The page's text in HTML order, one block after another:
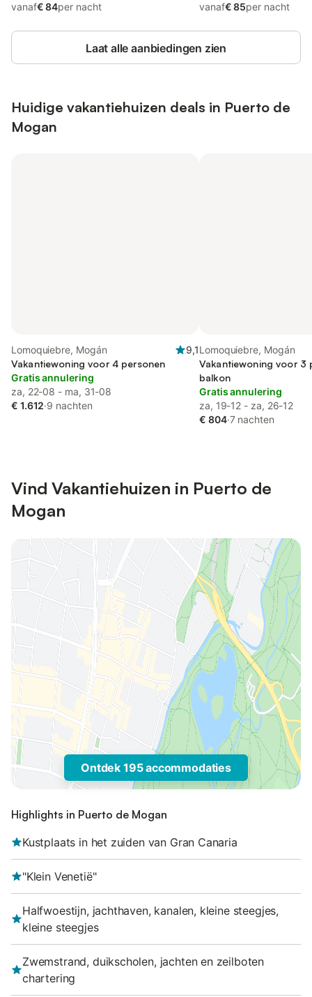
vanaf€ 84per nacht vanaf€ 85per nacht
Laat alle aanbiedingen zien
Huidige vakantiehuizen deals in Puerto de
Mogan
Lomoquiebre, Mogán
9,1
Vakantiewoning voor 4 personen
Gratis annulering
za, 22-08 - ma, 31-08
€ 1.612·9 nachten
Lomoquiebre, Mogán
Vakantiewoning voor 3
balkon
Gratis annulering
za, 19-12 - za, 26-12
€ 804·7 nachten
Vind Vakantiehuizen in Puerto de
Mogan
Ontdek 195 accommodaties
Highlights in Puerto de Mogan
Kustplaats in het zuiden van Gran Canaria
"Klein Venetië"
Halfwoestijn, jachthaven, kanalen, kleine steegjes,
kleine steegjes
Zwemstrand, duikscholen, jachten en zeilboten
chartering